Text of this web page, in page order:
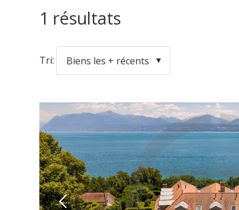
1 résultats
Tri: Biens les + récents